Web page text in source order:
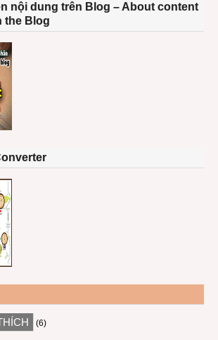
nội dung trên Blog – About content
the Blog
(6)